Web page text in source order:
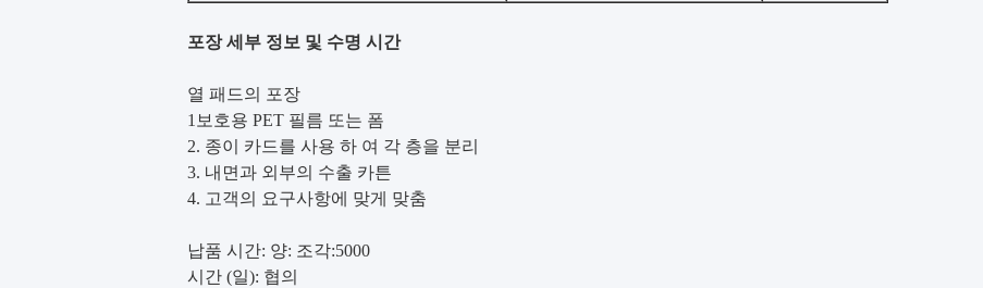
포장 세부 정보 및 수명 시간
열 패드의 포장
1보호용 PET 필름 또는 폼
2. 종이 카드를 사용 하 여 각 층을 분리
3. 내면과 외부의 수출 카튼
4. 고객의 요구사항에 맞게 맞춤
납품 시간: 양: 조각:5000
시간 (일): 협의